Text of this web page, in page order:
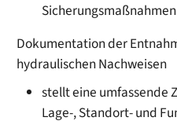
Dokumentation der
hydraulischen Nachweisen
stellt eine umfassende
Lage-, Standort- und